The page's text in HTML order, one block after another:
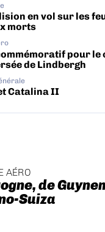
en vol sur les
morts
pour le
de Lindbergh
Catalina II
AÉRO
de
Suiza